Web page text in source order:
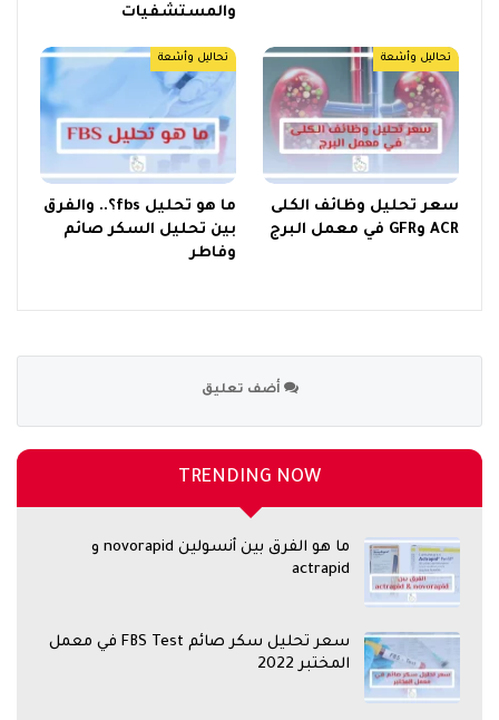
والمستشفيات
تحاليل وأشعة
سعر تحليل وظائف الكلى
ACR وGFR في معمل البرج
تحاليل وأشعة
ما هو تحليل fbs؟.. والفرق
بين تحليل السكر صائم
وفاطر
أضف تعليق
TRENDING NOW
ما هو الفرق بين أنسولين novorapid و
actrapid
سعر تحليل سكر صائم FBS Test في معمل
المختبر 2022